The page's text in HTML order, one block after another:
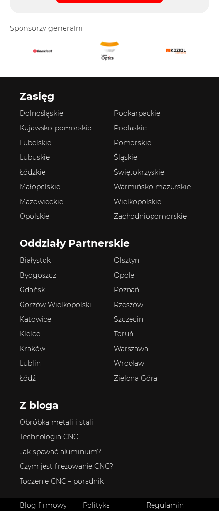
Sponsorzy generalni
Zasięg
Dolnośląskie
Kujawsko-pomorskie
Lubelskie
Lubuskie
Łódzkie
Małopolskie
Mazowieckie
Opolskie
Podkarpackie
Podlaskie
Pomorskie
Śląskie
Świętokrzyskie
Warmińsko-mazurskie
Wielkopolskie
Zachodniopomorskie
Oddziały Partnerskie
Białystok
Bydgoszcz
Gdańsk
Gorzów Wielkopolski
Katowice
Kielce
Kraków
Lublin
Łódź
Olsztyn
Opole
Poznań
Rzeszów
Szczecin
Toruń
Warszawa
Wrocław
Zielona Góra
Z bloga
Obróbka metali i stali
Technologia CNC
Jak spawać aluminium?
Czym jest frezowanie CNC?
Toczenie CNC – poradnik
Blog firmowy Polityka Regulamin